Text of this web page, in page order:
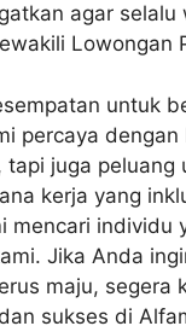
agar
Lowongan
untuk
percaya
tapi juga
kerja yang
mencari
Jika Anda
maju, segera
sukses di